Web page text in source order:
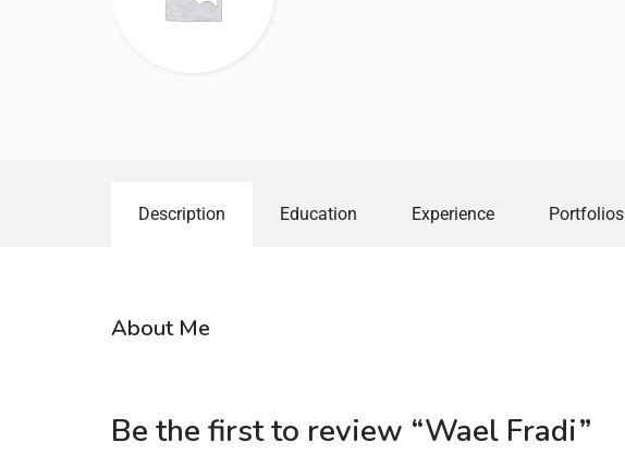
Description Education Experience Portfolios
About Me
Be the first to review “Wael Fradi”